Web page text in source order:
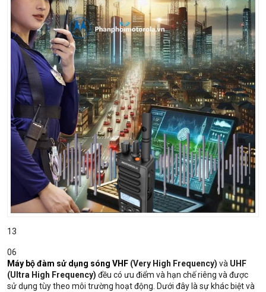
13
06
Máy bộ đàm sử dụng sóng VHF (Very High Frequency) và UHF
(Ultra High Frequency) đều có ưu điểm và hạn chế riêng và được
sử dụng tùy theo môi trường hoạt động. Dưới đây là sự khác biệt và